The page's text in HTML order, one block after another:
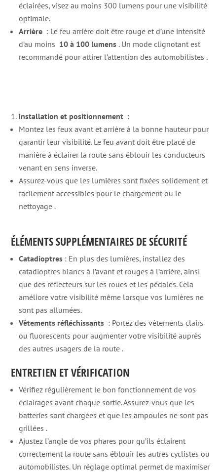
éclairées, visez au moins 300 lumens pour une visibilité
optimale.
Arrière : Le feu arrière doit être rouge et d’une intensité
d’au moins 10 à 100 lumens . Un mode clignotant est
recommandé pour attirer l’attention des automobilistes .
Installation et positionnement :
Montez les feux avant et arrière à la bonne hauteur pour
garantir leur visibilité. Le feu avant doit être placé de
manière à éclairer la route sans éblouir les conducteurs
venant en sens inverse.
Assurez-vous que les lumières sont fixées solidement et
facilement accessibles pour le chargement ou le
nettoyage .
ÉLÉMENTS SUPPLÉMENTAIRES DE SÉCURITÉ
Catadioptres : En plus des lumières, installez des
catadioptres blancs à l’avant et rouges à l’arrière, ainsi
que des réflecteurs sur les roues et les pédales. Cela
améliore votre visibilité même lorsque vos lumières ne
sont pas allumées.
Vêtements réfléchissants : Portez des vêtements clairs
ou fluorescents pour augmenter votre visibilité auprès
des autres usagers de la route .
ENTRETIEN ET VÉRIFICATION
Vérifiez régulièrement le bon fonctionnement de vos
éclairages avant chaque sortie. Assurez-vous que les
batteries sont chargées et que les ampoules ne sont pas
grillées .
Ajustez l’angle de vos phares pour qu’ils éclairent
correctement la route sans éblouir les autres cyclistes ou
automobilistes. Un réglage optimal permet de maximiser